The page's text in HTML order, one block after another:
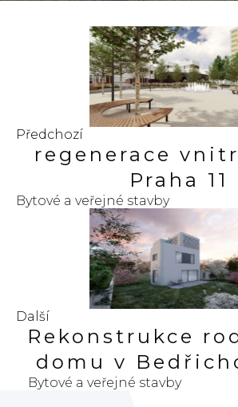
Předchozí
regenerace
Praha 11
Bytové a veřejné stavby
Další
Rekonstrukce
domu v
Bytové a veřejné stavby